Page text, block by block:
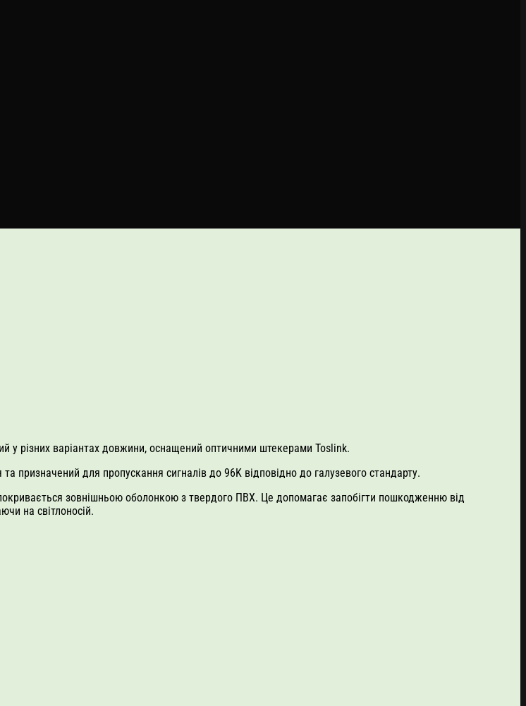
у різних варіантах довжини, оснащений оптичними штекерами Toslink.
призначений для пропускання сигналів до 96K відповідно до галузевого стандарту.
зовнішньою оболонкою з твердого ПВХ. Це допомагає запобігти пошкодженню від
на світлоносій.